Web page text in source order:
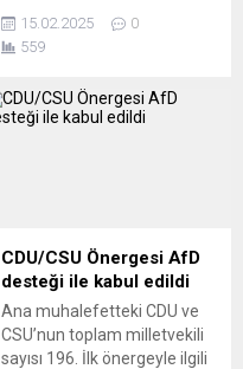
İpsala Sınır Kapısı 143 km’dir
A4 – 80 numaralı ulusal yol
– E85 karayolları
üzerinden Yunanistan’a
geçilmektedir! Seyehat
Radyo Sılakeş’de Yol
boyunca 24 saat Müzik, Sınır
kapı bilgileri ve Sılayolu Yol
trafik bilgilerini...
15.02.2025
0
559
CDU/CSU Önergesi AfD
desteği ile kabul edildi
Ana muhalefetteki CDU ve
CSU’nun toplam milletvekili
sayısı 196. İlk önergeyle ilgili